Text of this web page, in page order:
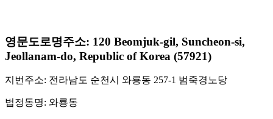
영문도로명주소: 120 Beomjuk-gil, Suncheon-si,
Jeollanam-do, Republic of Korea (57921)
지번주소: 전라남도 순천시 와룡동 257-1 범죽경노당
법정동명: 와룡동